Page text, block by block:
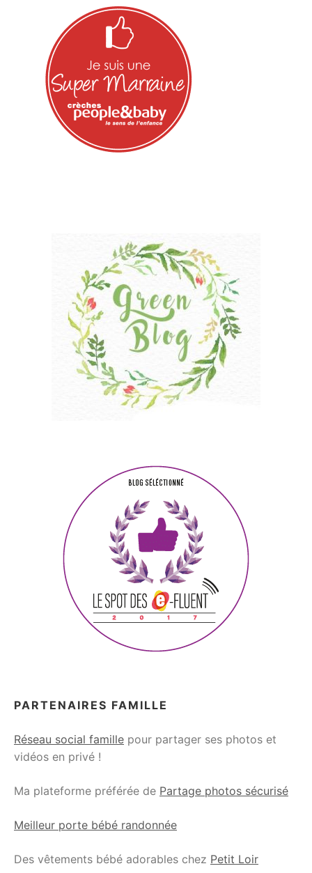
PARTENAIRES FAMILLE
Réseau social famille pour partager ses photos et
vidéos en privé !
Ma plateforme préférée de Partage photos sécurisé
Meilleur porte bébé randonnée
Des vêtements bébé adorables chez Petit Loir